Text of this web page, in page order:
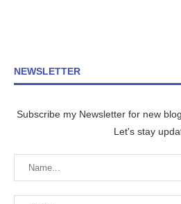
NEWSLETTER
Subscribe my Newsletter for new
Let's stay